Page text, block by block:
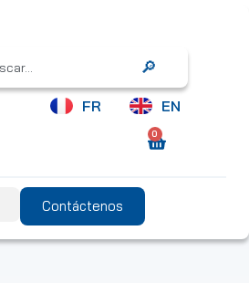
Search
FR EN
0
Contáctenos